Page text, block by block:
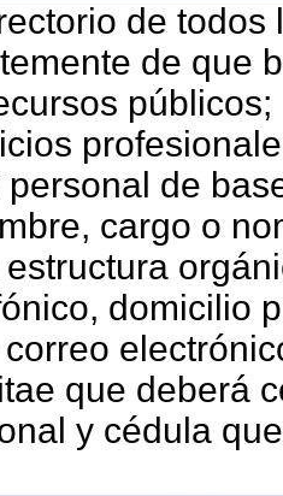
de
de que
de
cargo o
domicilio
que deberá
y cédula